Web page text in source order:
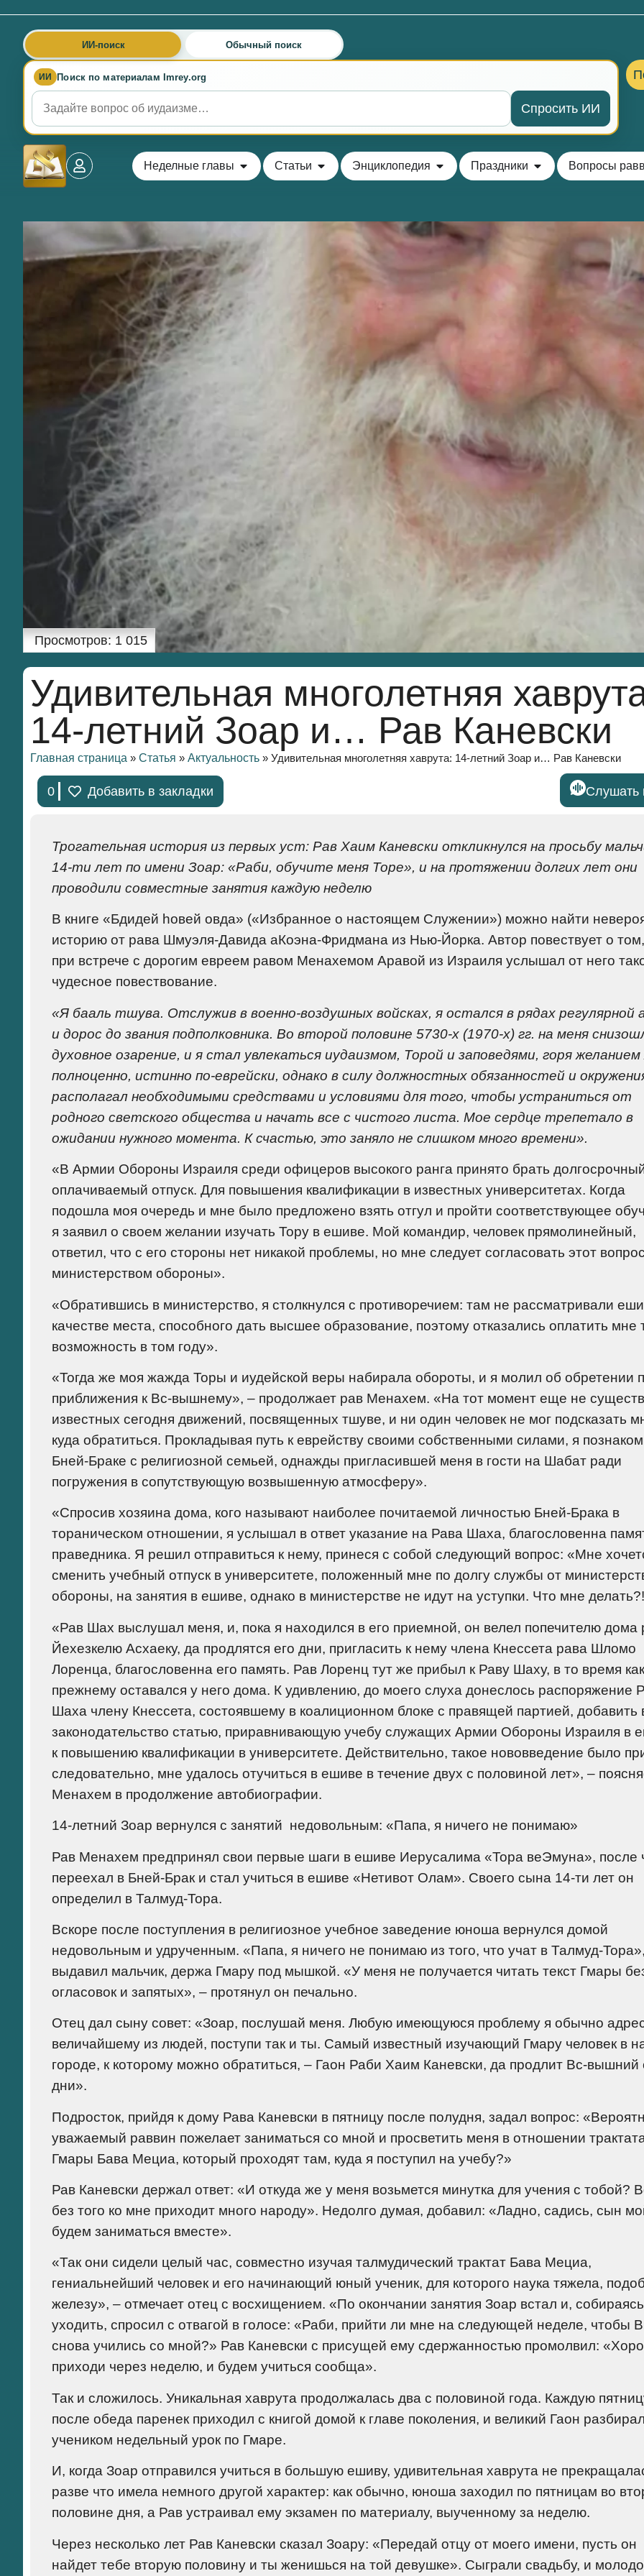
ИИ Поиск по материалам Imrey.org
Спросить ИИ
ИИ-поиск Обычный поиск
Неделные главы Статьи Энциклопедия Праздники Вопросы
Просмотров: 1 015
Удивительная многолетняя
14-летний Зоар и… Рав Каневски
Главная страница » Статья » Aктуальность » Удивительная многолетняя хаврута: 14-летний Зоар и… Рав Каневски
0 Добавить в закладки Слушать
Трогательная история из первых уст: Рав Хаим Каневски откликнулся на просьбу
14-ти лет по имени Зоар: «Раби, обучите меня Торе», и на протяжении долгих лет они
проводили совместные занятия каждую неделю
В книге «Бдидей hовей овда» («Избранное о настоящем Служении») можно найти
историю от рава Шмуэля-Давида аКоэна-Фридмана из Нью-Йорка. Автор повествует о том,
при встрече с дорогим евреем равом Менахемом Аравой из Израиля услышал от него
чудесное повествование.
«Я бааль тшува. Отслужив в военно-воздушных войсках, я остался в рядах регулярной
и дорос до звания подполковника. Во второй половине 5730-х (1970-х) гг. на меня
духовное озарение, и я стал увлекаться иудаизмом, Торой и заповедями, горя
полноценно, истинно по-еврейски, однако в силу должностных обязанностей и
располагал необходимыми средствами и условиями для того, чтобы устраниться от
родного светского общества и начать все с чистого листа. Мое сердце трепетало в
ожидании нужного момента. К счастью, это заняло не слишком много времени».
«В Армии Обороны Израиля среди офицеров высокого ранга принято брать
оплачиваемый отпуск. Для повышения квалификации в известных университетах. Когда
подошла моя очередь и мне было предложено взять отгул и пройти соответствующее
я заявил о своем желании изучать Тору в ешиве. Мой командир, человек прямолинейный,
ответил, что с его стороны нет никакой проблемы, но мне следует согласовать этот
министерством обороны».
«Обратившись в министерство, я столкнулся с противоречием: там не рассматривали
качестве места, способного дать высшее образование, поэтому отказались оплатить мне
возможность в том году».
«Тогда же моя жажда Торы и иудейской веры набирала обороты, и я молил об обретении
приближения к Вс-вышнему», – продолжает рав Менахем. «На тот момент еще не
известных сегодня движений, посвященных тшуве, и ни один человек не мог подсказать
куда обратиться. Прокладывая путь к еврейству своими собственными силами, я
Бней-Браке с религиозной семьей, однажды пригласившей меня в гости на Шабат ради
погружения в сопутствующую возвышенную атмосферу».
«Спросив хозяина дома, кого называют наиболее почитаемой личностью Бней-Брака в
тораническом отношении, я услышал в ответ указание на Рава Шаха, благословенна
праведника. Я решил отправиться к нему, принеся с собой следующий вопрос: «Мне
сменить учебный отпуск в университете, положенный мне по долгу службы от
обороны, на занятия в ешиве, однако в министерстве не идут на уступки. Что мне
«Рав Шах выслушал меня, и, пока я находился в его приемной, он велел попечителю дома
Йехезкелю Асхаеку, да продлятся его дни, пригласить к нему члена Кнессета рава Шломо
Лоренца, благословенна его память. Рав Лоренц тут же прибыл к Раву Шаху, в то время
прежнему оставался у него дома. К удивлению, до моего слуха донеслось распоряжение
Шаха члену Кнессета, состоявшему в коалиционном блоке с правящей партией, добавить
законодательство статью, приравнивающую учебу служащих Армии Обороны Израиля в
к повышению квалификации в университете. Действительно, такое нововведение было
следовательно, мне удалось отучиться в ешиве в течение двух с половиной лет», –
Менахем в продолжение автобиографии.
14-летний Зоар вернулся с занятий недовольным: «Папа, я ничего не понимаю»
Рав Менахем предпринял свои первые шаги в ешиве Иерусалима «Тора веЭмуна», после
переехал в Бней-Брак и стал учиться в ешиве «Нетивот Олам». Своего сына 14-ти лет он
определил в Талмуд-Тора.
Вскоре после поступления в религиозное учебное заведение юноша вернулся домой
недовольным и удрученным. «Папа, я ничего не понимаю из того, что учат в Талмуд-
выдавил мальчик, держа Гмару под мышкой. «У меня не получается читать текст Гмары
огласовок и запятых», – протянул он печально.
Отец дал сыну совет: «Зоар, послушай меня. Любую имеющуюся проблему я обычно
величайшему из людей, поступи так и ты. Самый известный изучающий Гмару человек в
городе, к которому можно обратиться, – Гаон Раби Хаим Каневски, да продлит Вс-вышний
дни».
Подросток, прийдя к дому Рава Каневски в пятницу после полудня, задал вопрос:
уважаемый раввин пожелает заниматься со мной и просветить меня в отношении
Гмары Бава Мециа, который проходят там, куда я поступил на учебу?»
Рав Каневски держал ответ: «И откуда же у меня возьмется минутка для учения с тобой?
без того ко мне приходит много народу». Недолго думая, добавил: «Ладно, садись, сын
будем заниматься вместе».
«Так они сидели целый час, совместно изучая талмудический трактат Бава Мециа,
гениальнейший человек и его начинающий юный ученик, для которого наука тяжела,
железу», – отмечает отец с восхищением. «По окончании занятия Зоар встал и, собираясь
уходить, спросил с отвагой в голосе: «Раби, прийти ли мне на следующей неделе, чтобы
снова учились со мной?» Рав Каневски с присущей ему сдержанностью промолвил:
приходи через неделю, и будем учиться сообща».
Так и сложилось. Уникальная хаврута продолжалась два с половиной года. Каждую
после обеда паренек приходил с книгой домой к главе поколения, и великий Гаон
учеником недельный урок по Гмаре.
И, когда Зоар отправился учиться в большую ешиву, удивительная хаврута не
разве что имела немного другой характер: как обычно, юноша заходил по пятницам во
половине дня, а Рав устраивал ему экзамен по материалу, выученному за неделю.
Через несколько лет Рав Каневски сказал Зоару: «Передай отцу от моего имени, пусть он
найдет тебе вторую половину и ты женишься на той девушке». Сыграли свадьбу, и